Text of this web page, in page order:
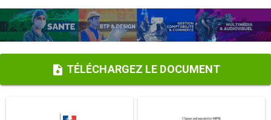
TÉLÉCHARGEZ LE DOCUMENT